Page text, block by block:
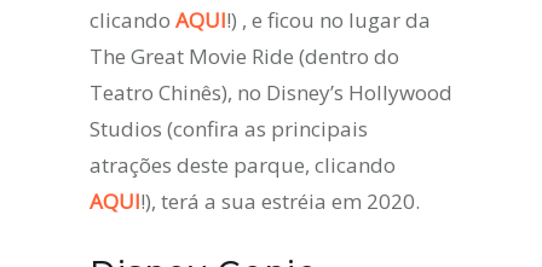
clicando AQUI!) , e ficou no lugar da
The Great Movie Ride (dentro do
Teatro Chinês), no Disney’s Hollywood
Studios (confira as principais
atrações deste parque, clicando
AQUI!), terá a sua estréia em 2020.